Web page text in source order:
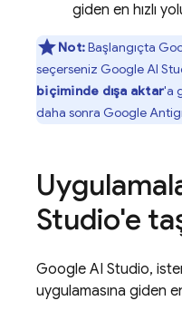
giden en hızlı
Not:Başlangıçta
seçerseniz Google AI
biçiminde dışa aktar'a
daha sonra Google
Studio'e
Google AI Studio,
uygulamasına giden